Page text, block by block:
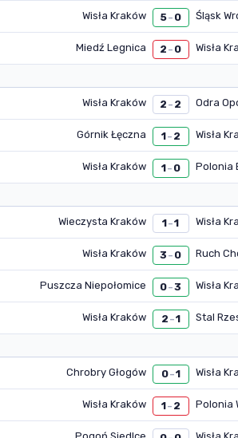
Wisła Kraków 5– 0 Śląsk
Miedź Legnica 2 – 0 Wisła
Wisła Kraków 2 – 2 Odra
Górnik Łęczna 1– 2 Wisła
Wisła Kraków 1– 0 Polonia
Wieczysta Kraków 1–1 Wisła
Wisła Kraków 3 – 0 Ruch
Puszcza Niepołomice 0–3 Wisła
Wisła Kraków 2 –1 Stal
Chrobry Głogów 0–1 Wisła
Wisła Kraków 1– 2 Polonia